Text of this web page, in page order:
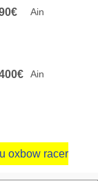
Ain
Ain
oxbow racer